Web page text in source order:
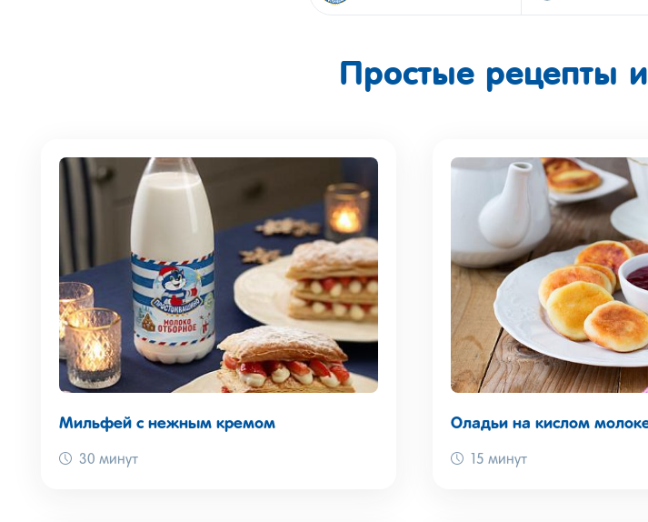
Простые рецепты
Мильфей с нежным кремом
30 минут
Оладьи на кислом
15 минут